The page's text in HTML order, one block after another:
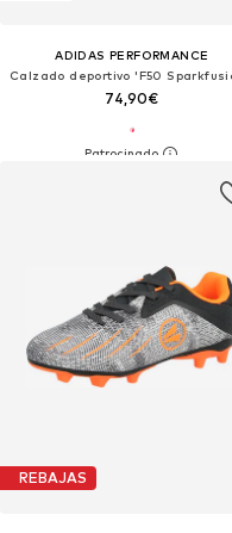
ADIDAS PERFORMANCE
74,90€
REBAJAS